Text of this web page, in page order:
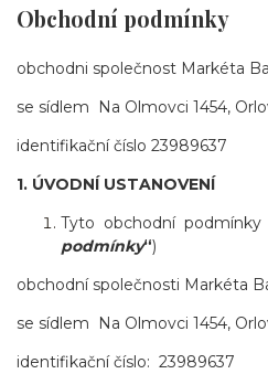
Obchodní podmínky
obchodni společnost Markéta
se sídlem
Na Olmovci 1454,
identifikační číslo 23989637
1. ÚVODNÍ USTANOVENÍ
Tyto obchodní
podmínky“)
obchodní společnosti Markéta
se sídlem
Na Olmovci 1454,
identifikační číslo: 23989637